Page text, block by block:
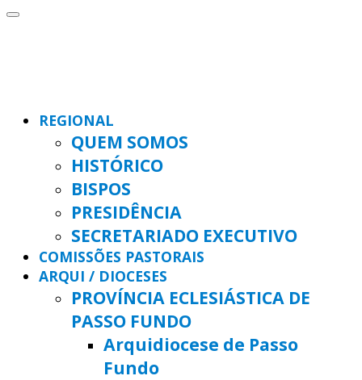
REGIONAL
QUEM SOMOS
HISTÓRICO
BISPOS
PRESIDÊNCIA
SECRETARIADO EXECUTIVO
COMISSÕES PASTORAIS
ARQUI / DIOCESES
PROVÍNCIA ECLESIÁSTICA DE
PASSO FUNDO
Arquidiocese de Passo
Fundo